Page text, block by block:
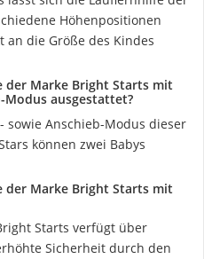
Höhenpositionen
an die Größe des Kindes
der Marke Bright Starts mit
Modus ausgestattet?
Anschieb-Modus dieser
können zwei Babys
der Marke Bright Starts mit
Starts verfügt über
Sicherheit durch den